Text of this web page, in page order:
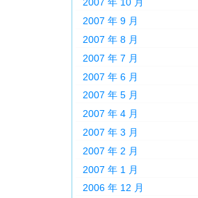
2007 年 10 月
2007 年 9 月
2007 年 8 月
2007 年 7 月
2007 年 6 月
2007 年 5 月
2007 年 4 月
2007 年 3 月
2007 年 2 月
2007 年 1 月
2006 年 12 月